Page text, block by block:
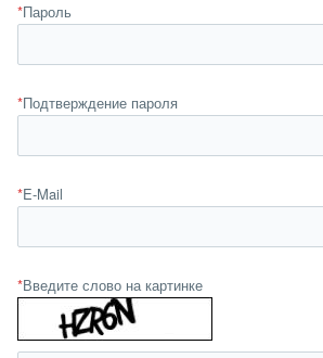
*Пароль
*Подтверждение пароля
*E-Mail
*Введите слово на картинке